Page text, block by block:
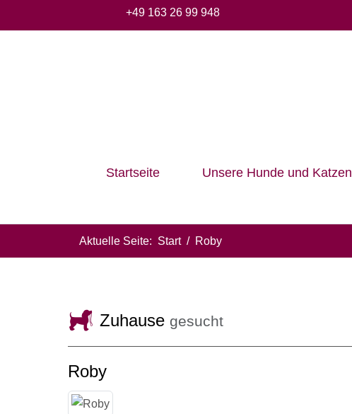
+49 163 26 99 948
Startseite Unsere Hunde und Katzen
Aktuelle Seite: Start Roby
Zuhause gesucht
Roby